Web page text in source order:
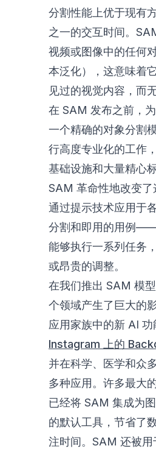
分割性能上优于现有
之一的交互时间。
视频或图像中的任何
本泛化），这意味着
见过的视觉内容，而
在 SAM 发布之前，
一个精确的对象分割
行高度专业化的工作
基础设施和大量精心
SAM 革命性地改变
通过提示技术应用于
分割和即用的用例
能够执行一系列任务
或昂贵的调整。
在我们推出 SAM 模
个领域产生了巨大的
应用家族中的新 AI
Instagram 上的
并在科学、医学和众
多种应用。许多最大
已经将 SAM 集成为
的默认工具，节省了
注时间。SAM 还被用